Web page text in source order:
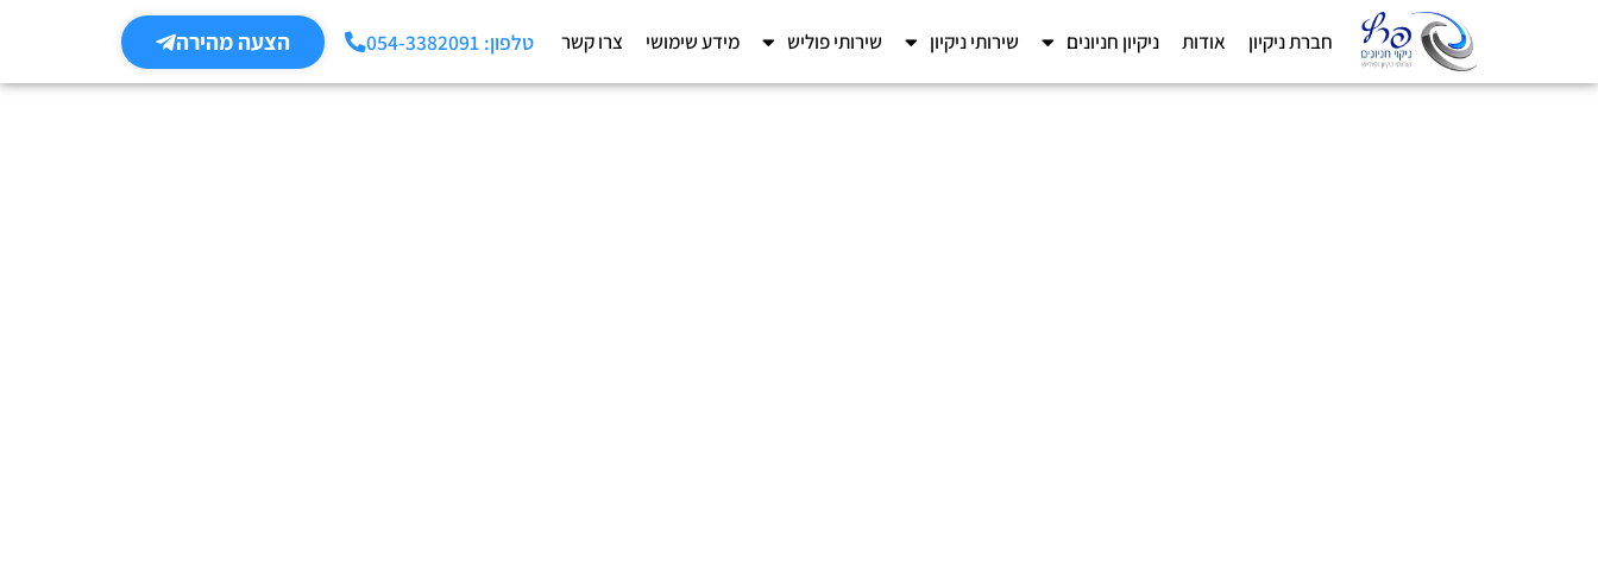
חברת ניקיון אודות ניקיון חניונים שירותי ניקיון שירותי פוליש מידע שימושי צרו קשר טלפון: 054-3382091 הצעה מהירה